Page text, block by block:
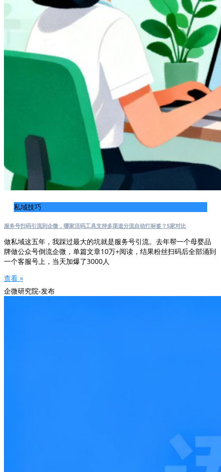
私域技巧
服务号扫码引流到企微，哪家活码工具支持多渠道分流自动打标签？5家对比
做私域这五年，我踩过最大的坑就是服务号引流。去年帮一个母婴品
牌做公众号倒流企微，单篇文章10万+阅读，结果粉丝扫码后全部涌到
一个客服号上，当天加爆了3000人
查看 »
企微研究院-发布